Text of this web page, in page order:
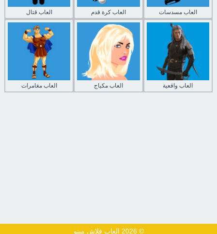
العاب قتال العاب كرة قدم العاب مسدسات
العاب مغامرات العاب مكياج العاب واقعية
© 2026 العاب فلاش مينو